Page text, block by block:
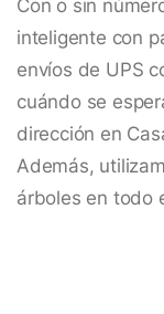
Con o sin
inteligente con
envíos de UPS
cuándo se
dirección en
Además,
árboles en todo